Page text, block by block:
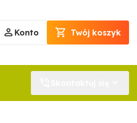
Konto Twój koszyk